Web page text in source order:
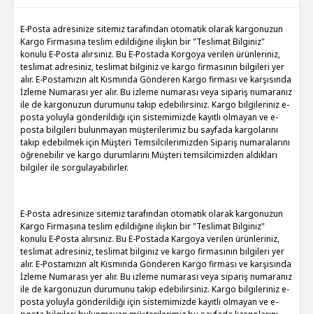
E-Posta adresinize sitemiz tarafından otomatik olarak kargonuzun
Kargo Firmasına teslim edildiğine ilişkin bir "Teslimat Bilginiz"
konulu E-Posta alırsınız. Bu E-Postada Korgoya verilen ürünleriniz,
teslimat adresiniz, teslimat bilginiz ve kargo firmasının bilgileri yer
alır. E-Postamızın alt Kısmında Gönderen Kargo firması ve karşısında
İzleme Numarası yer alır. Bu izleme numarası veya sipariş numaranız
ile de kargonuzun durumunu takip edebilirsiniz. Kargo bilgileriniz e-
posta yoluyla gönderildiği için sistemimizde kayıtlı olmayan ve e-
posta bilgileri bulunmayan müşterilerimiz bu sayfada kargolarını
takip edebilmek için Müşteri Temsilcilerimizden Sipariş numaralarını
öğrenebilir ve kargo durumlarını Müşteri temsilcimizden aldıkları
bilgiler ile sorgulayabilirler.
E-Posta adresinize sitemiz tarafından otomatik olarak kargonuzun
Kargo Firmasına teslim edildiğine ilişkin bir "Teslimat Bilginiz"
konulu E-Posta alırsınız. Bu E-Postada Kargoya verilen ürünleriniz,
teslimat adresiniz, teslimat bilginiz ve kargo firmasının bilgileri yer
alır. E-Postamızın alt Kısmında Gönderen Kargo firması ve karşısında
İzleme Numarası yer alır. Bu izleme numarası veya sipariş numaranız
ile de kargonuzun durumunu takip edebilirsiniz. Kargo bilgileriniz e-
posta yoluyla gönderildiği için sistemimizde kayıtlı olmayan ve e-